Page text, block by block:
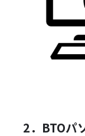
2．BTOパ